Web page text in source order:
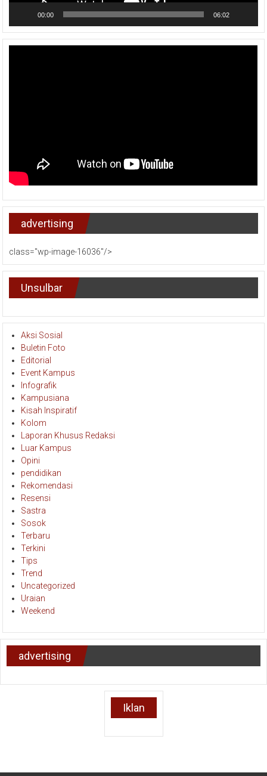
00:00 06:02
advertising
class="wp-image-16036"/>
Unsulbar
Aksi Sosial
Buletin Foto
Editorial
Event Kampus
Infografik
Kampusiana
Kisah Inspiratif
Kolom
Laporan Khusus Redaksi
Luar Kampus
Opini
pendidikan
Rekomendasi
Resensi
Sastra
Sosok
Terbaru
Terkini
Tips
Trend
Uncategorized
Uraian
Weekend
advertising
Iklan